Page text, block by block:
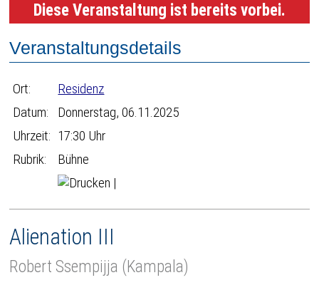
Diese Veranstaltung ist bereits vorbei.
Veranstaltungsdetails
Ort:
Residenz
Datum:
Donnerstag, 06.11.2025
Uhrzeit: 17:30 Uhr
Rubrik:
Bühne
|
Alienation III
Robert Ssempijja (Kampala)